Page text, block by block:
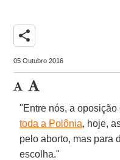
share
05 Outubro 2016
"Entre nós, a oposição
toda a Polônia, hoje,
pelo aborto, mas para
escolha."